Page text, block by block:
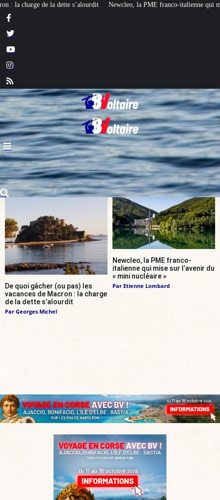
Newcleo, la PME franco-italienne qui mise sur l’avenir du « mini nucléaire »
De quoi gâcher (ou pas) les
vacances de Macron : la charge
de la dette s’alourdit
Par Georges Michel
Newcleo, la PME franco-
italienne qui mise sur l’avenir du
« mini nucléaire »
Par Etienne Lombard